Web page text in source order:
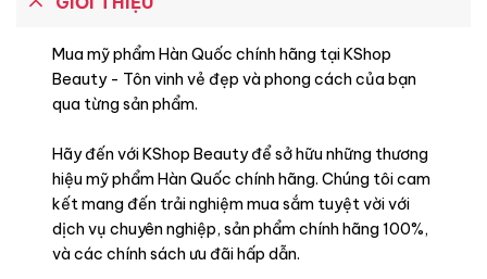
Mua mỹ phẩm Hàn Quốc chính hãng tại KShop
Beauty - Tôn vinh vẻ đẹp và phong cách của bạn
qua từng sản phẩm.
Hãy đến với KShop Beauty để sở hữu những thương
hiệu mỹ phẩm Hàn Quốc chính hãng. Chúng tôi cam
kết mang đến trải nghiệm mua sắm tuyệt vời với
dịch vụ chuyên nghiệp, sản phẩm chính hãng 100%,
và các chính sách ưu đãi hấp dẫn.